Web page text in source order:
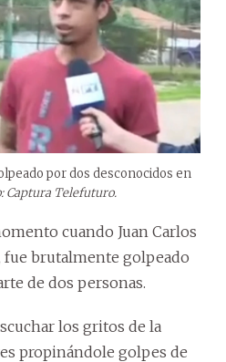
por dos desconocidos en
Captura Telefuturo.
cuando Juan Carlos
fue brutalmente golpeado
de dos personas.
los gritos de la
propinándole golpes de